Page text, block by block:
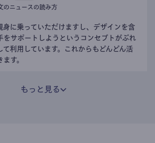
のニュースの読み方
身に乗っていただけますし、デザインを含
をサポートしようというコンセプトがぶれ
て利用しています。これからもどんどん活
す。
もっと見る